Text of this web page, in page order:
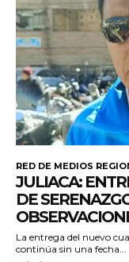
RED DE MEDIOS
JULIACA:
DE
La entrega del nuevo
continúa sin una fecha...